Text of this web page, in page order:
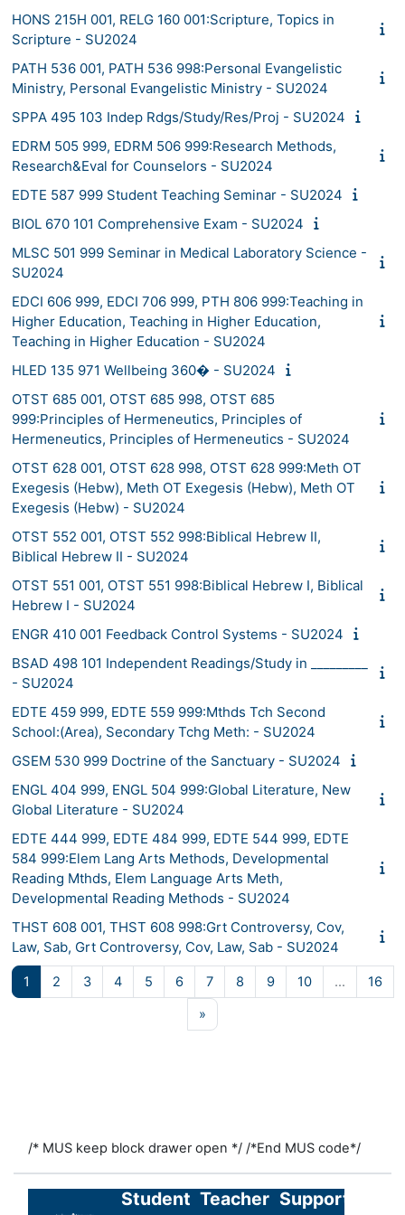
HONS 215H 001, RELG 160 001:Scripture, Topics in
Scripture - SU2024
PATH 536 001, PATH 536 998:Personal Evangelistic
Ministry, Personal Evangelistic Ministry - SU2024
SPPA 495 103 Indep Rdgs/Study/Res/Proj - SU2024
EDRM 505 999, EDRM 506 999:Research Methods,
Research&Eval for Counselors - SU2024
EDTE 587 999 Student Teaching Seminar - SU2024
BIOL 670 101 Comprehensive Exam - SU2024
MLSC 501 999 Seminar in Medical Laboratory Science -
SU2024
EDCI 606 999, EDCI 706 999, PTH 806 999:Teaching in
Higher Education, Teaching in Higher Education,
Teaching in Higher Education - SU2024
HLED 135 971 Wellbeing 360� - SU2024
OTST 685 001, OTST 685 998, OTST 685
999:Principles of Hermeneutics, Principles of
Hermeneutics, Principles of Hermeneutics - SU2024
OTST 628 001, OTST 628 998, OTST 628 999:Meth OT
Exegesis (Hebw), Meth OT Exegesis (Hebw), Meth OT
Exegesis (Hebw) - SU2024
OTST 552 001, OTST 552 998:Biblical Hebrew II,
Biblical Hebrew II - SU2024
OTST 551 001, OTST 551 998:Biblical Hebrew I, Biblical
Hebrew I - SU2024
ENGR 410 001 Feedback Control Systems - SU2024
BSAD 498 101 Independent Readings/Study in _________
- SU2024
EDTE 459 999, EDTE 559 999:Mthds Tch Second
School:(Area), Secondary Tchg Meth: - SU2024
GSEM 530 999 Doctrine of the Sanctuary - SU2024
ENGL 404 999, ENGL 504 999:Global Literature, New
Global Literature - SU2024
EDTE 444 999, EDTE 484 999, EDTE 544 999, EDTE
584 999:Elem Lang Arts Methods, Developmental
Reading Mthds, Elem Language Arts Meth,
Developmental Reading Methods - SU2024
THST 608 001, THST 608 998:Grt Controversy, Cov,
Law, Sab, Grt Controversy, Cov, Law, Sab - SU2024
1 Страница 1
2Страница 2
3Страница 3
4Страница 4
5Страница 5
6Страница 6
7Страница 7
8Страница 8
9Страница 9
10Страница 10
… 16
»Следующая страница
/* MUS keep block drawer open */ /*End MUS code*/
Student Teacher Support